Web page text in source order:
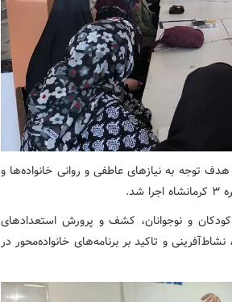
توجه به نیازهای عاطفی و روانی خانواده‌ها و
و نوجوانان، کشف و پرورش استعدادهای
و تاکید بر برنامه‌های خانواده‌محور در